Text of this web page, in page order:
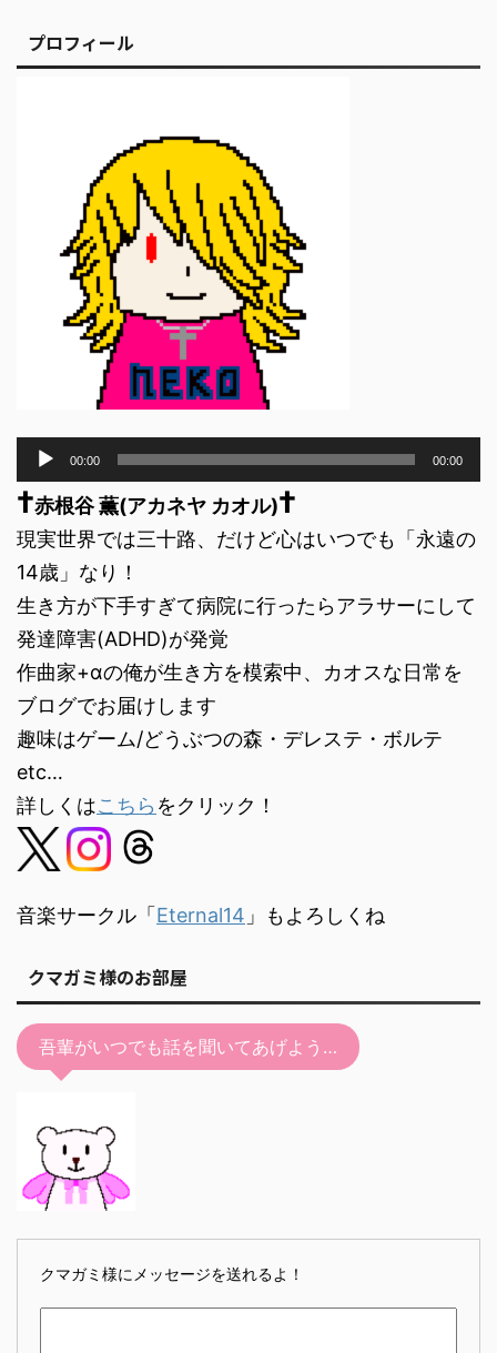
プロフィール
プ
ー
ヤ
ー
00:00 00:00
†赤根谷 薫(アカネヤ カオル)†
現実世界では三十路、だけど心はいつでも「永遠の
14歳」なり！
生き方が下手すぎて病院に行ったらアラサーにして
発達障害(ADHD)が発覚
作曲家+αの俺が生き方を模索中、カオスな日常を
ブログでお届けします
趣味はゲーム/どうぶつの森・デレステ・ボルテ
etc…
詳しくはこちら をクリック！
音楽サークル「Eternal14 」もよろしくね
クマガミ様のお部屋
吾輩がいつでも話を聞いてあげよう…
クマガミ様にメッセージを送れるよ！